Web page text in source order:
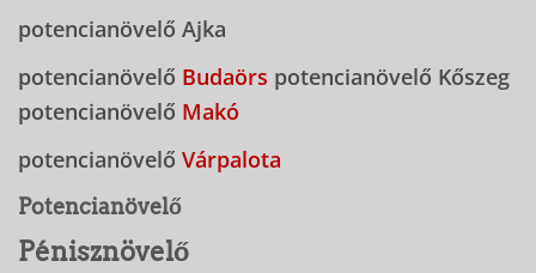
potencianövelő Ajka
potencianövelő Budaörs potencianövelő Kőszeg
potencianövelő Makó
potencianövelő Várpalota
Potencianövelő
Pénisznövelő